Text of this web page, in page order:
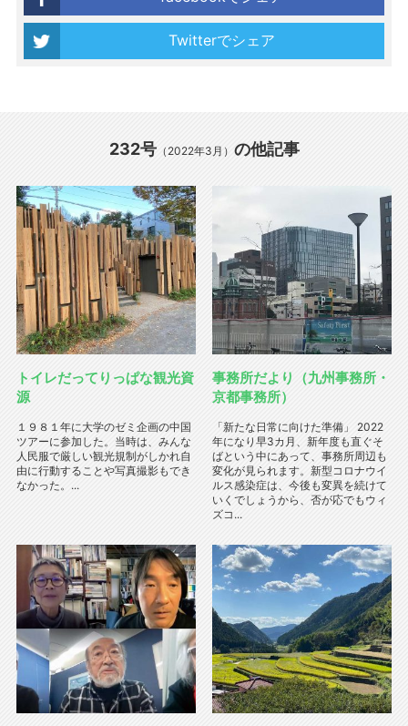
Twitterでシェア
232号（2022年3月） の他記事
トイレだってりっぱな観光資
源
１９８１年に大学のゼミ企画の中国
ツアーに参加した。当時は、みんな
人民服で厳しい観光規制がしかれ自
由に行動することや写真撮影もでき
なかった。...
事務所だより（九州事務所・
京都事務所）
「新たな日常に向けた準備」 2022
年になり早3カ月、新年度も直ぐそ
ばという中にあって、事務所周辺も
変化が見られます。新型コロナウイ
ルス感染症は、今後も変異を続けて
いくでしょうから、否が応でもウィ
ズコ...